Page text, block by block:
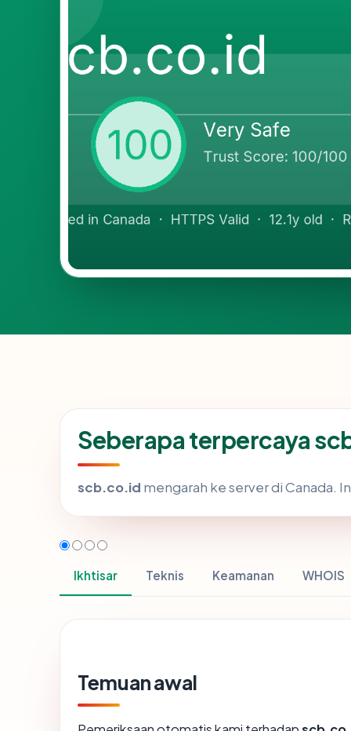
Seberapa terpercaya
scb.co.id mengarah ke server di Canada.
Ikhtisar Teknis Keamanan WHOIS
Temuan awal